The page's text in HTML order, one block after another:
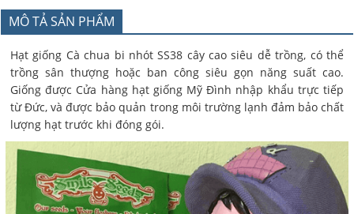
MÔ TẢ SẢN PHẨM
Hạt giống Cà chua bi nhót SS38 cây cao siêu dễ trồng, có thể
trồng sân thượng hoặc ban công siêu gọn năng suất cao.
Giống được Cửa hàng hạt giống Mỹ Đình nhập khẩu trực tiếp
từ Đức, và được bảo quản trong môi trường lạnh đảm bảo chất
lượng hạt trước khi đóng gói.